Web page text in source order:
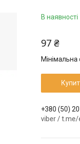
В наявності
97 ₴
+380 (50)
viber /